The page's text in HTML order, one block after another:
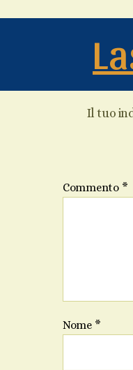
Il tuo
Commento *
Nome *